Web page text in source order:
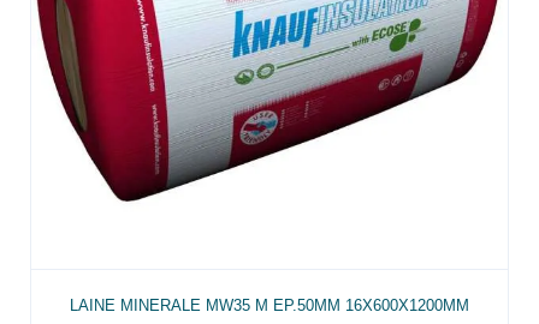
LAINE MINERALE MW35 M EP.50MM 16X600X1200MM